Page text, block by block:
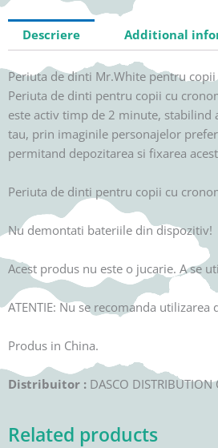
Descriere Additional
Periuta de dinti Mr.White pentru
Periuta de dinti pentru copii cu
este activ timp de 2 minute, stabilind
tau, prin imaginile personajelor
permitand depozitarea si fixarea
Periuta de dinti pentru copii cu
Nu demontati bateriile din dispozitiv!
Acest produs nu este o jucarie. A se
ATENTIE: Nu se recomanda
Produs in China.
Distribuitor : DASCO
Related products